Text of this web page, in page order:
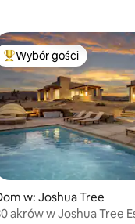
na 5, liczba
Najpopularniejsze z
Wybór gości
w: Joshua Tree
akrów w Joshua Tree